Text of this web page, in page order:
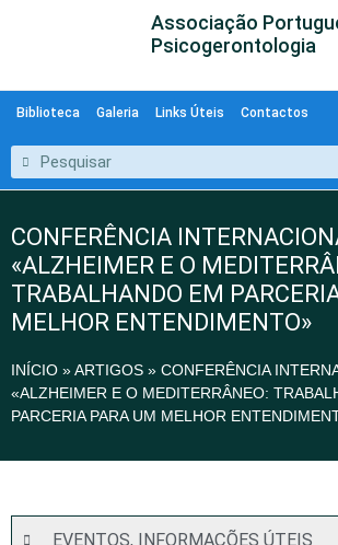
Associação
Psicogerontologia
Biblioteca Galeria Links Úteis Contactos
CONFERÊNCIA
«ALZHEIMER E O
TRABALHANDO EM
MELHOR ENTENDIMENTO»
INÍCIO »ARTIGOS » CONFERÊNCIA
«ALZHEIMER E O MEDITERRÂNEO:
PARCERIA PARA UM MELHOR
EVENTOS, INFORMAÇÕES ÚTEIS